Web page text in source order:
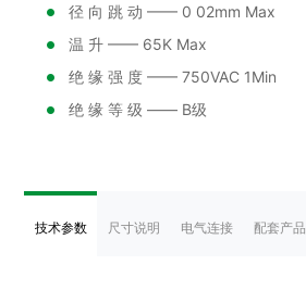
径 向 跳 动 —— 0 02mm Max
温 升 —— 65K Max
绝 缘 强 度 —— 750VAC 1Min
绝 缘 等 级 —— B级
技术参数 尺寸说明 电气连接 配套产品